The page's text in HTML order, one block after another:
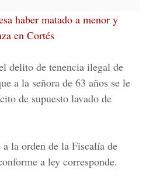
haber matado a menor y
en Cortés
delito de tenencia ilegal de
a la señora de 63 años se le
de supuesto lavado de
a la orden de la Fiscalía de
a ley corresponde.